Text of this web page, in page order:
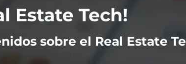
Estate Tech!
sobre el Real Estate